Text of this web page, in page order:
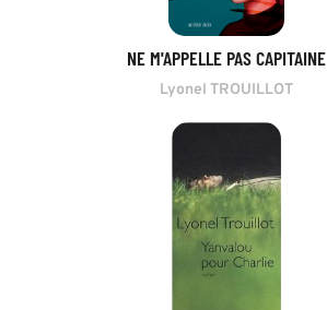
NE M'APPELLE PAS CAPITAINE
Lyonel TROUILLOT